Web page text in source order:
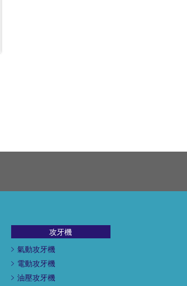
攻牙機
氣動攻牙機
電動攻牙機
油壓攻牙機